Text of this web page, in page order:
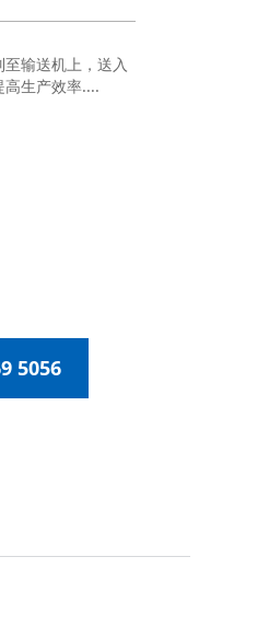
输送机上，送入
生产效率....
5056